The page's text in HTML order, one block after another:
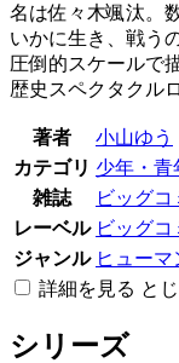
名は佐々木颯汰。
いかに生き、戦う
圧倒的スケールで
歴史スペクタクル
著者
小山ゆう
カテゴリ 少年・青
雑誌
ビッグコ
レーベル ビッグコ
ジャンル ヒューマ
詳細を見る と
シリーズ